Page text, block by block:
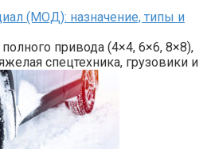
(МОД): назначение, типы и
привода (4×4, 6×6, 8×8),
спецтехника, грузовики и